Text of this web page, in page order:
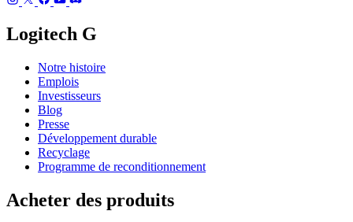
Logitech G
Notre histoire
Emplois
Investisseurs
Blog
Presse
Développement durable
Recyclage
Programme de reconditionnement
Acheter des produits